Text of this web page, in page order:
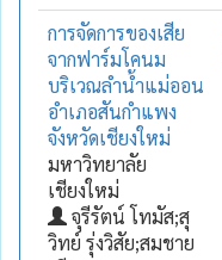
การจัดการของเสีย
จากฟาร์มโคนม
บริเวณลำน้ำแม่ออน
อำเภอสันกำแพง
จังหวัดเชียงใหม่
มหาวิทยาลัย
เชียงใหม่
จุรีรัตน์ โทมัส;สุ
วิทย์ รุ่งวิสัย;สมชาย